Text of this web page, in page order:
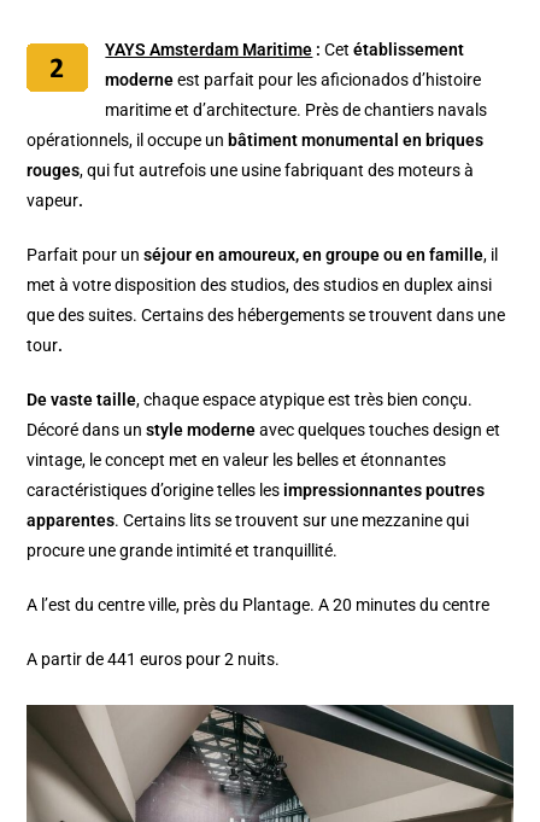
YAYS Amsterdam Maritime : Cetétablissement
moderneest parfait pour les aficionados d’histoire
maritime et d’architecture. Près de chantiers navals
opérationnels, il occupe un bâtiment monumental en briques
rouges, qui fut autrefois une usine fabriquant des moteurs à
vapeur.
Parfait pour unséjour en amoureux, en groupe ou en famille, il
met à votre disposition des studios, des studios en duplex ainsi
que des suites. Certains des hébergements se trouvent dans une
tour.
De vaste taille, chaque espace atypique est très bien conçu.
Décoré dans unstyle moderneavec quelques touches design et
vintage, le concept met en valeur les belles et étonnantes
caractéristiques d’origine telles les impressionnantes poutres
apparentes. Certains lits se trouvent sur une mezzanine qui
procure une grande intimité et tranquillité.
A l’est du centre ville, près du Plantage. A 20 minutes du centre
A partir de 441 euros pour 2 nuits.